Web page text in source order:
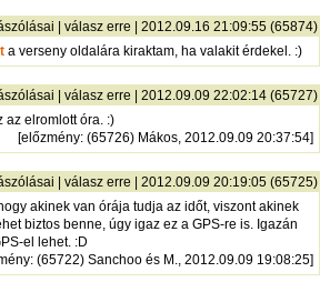
|válasz erre | 2012.09.16 21:09:55 (65874)
a verseny oldalára kiraktam, ha valakit érdekel. :)
|válasz erre | 2012.09.09 22:02:14 (65727)
az elromlott óra. :)
[előzmény: (65726) Mákos, 2012.09.09 20:37:54]
|válasz erre | 2012.09.09 20:19:05 (65725)
akinek van órája tudja az időt, viszont akinek
biztos benne, úgy igaz ez a GPS-re is. Igazán
el lehet. :D
: (65722) Sanchoo és M., 2012.09.09 19:08:25]